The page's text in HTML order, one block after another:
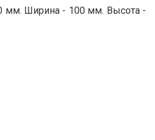
мм. Ширина - 100 мм. Высота -